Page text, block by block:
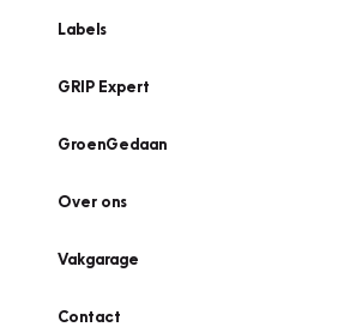
Labels
GRIP Expert
GroenGedaan
Over ons
Vakgarage
Contact